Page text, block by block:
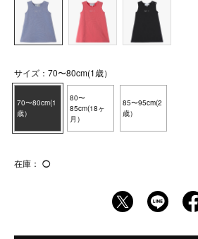
サイズ：70〜80cm(1歳）
70〜80cm(1
歳）
80〜
85cm(18ヶ
月）
85〜95cm(2
歳）
在庫： ◯